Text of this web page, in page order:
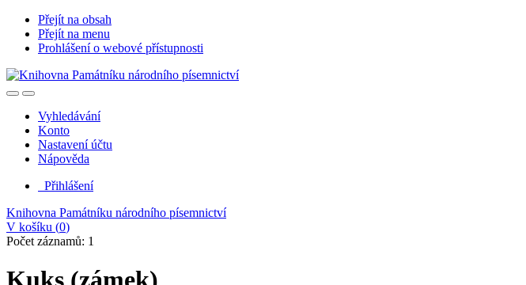
Přejít na obsah
Přejít na menu
Prohlášení o webové přístupnosti
Vyhledávání
Konto
Nastavení účtu
Nápověda
Přihlášení
Knihovna Památníku národního písemnictví
V košíku (0)
Počet záznamů: 1